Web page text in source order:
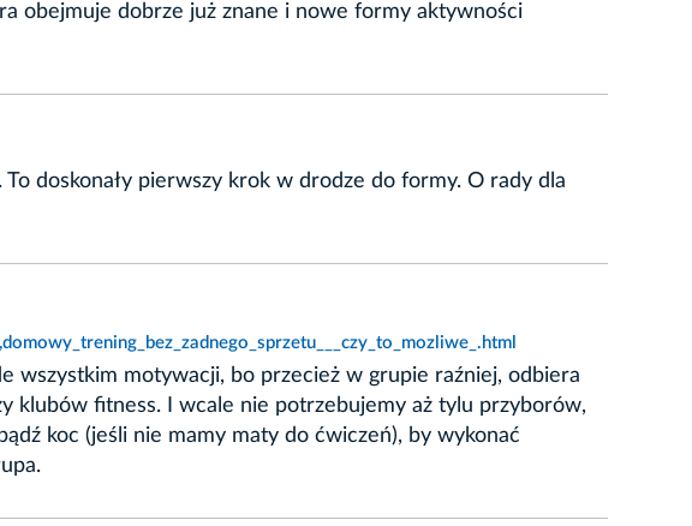
obejmuje dobrze już znane i nowe formy aktywności
doskonały pierwszy krok w drodze do formy. O rady dla
wszystkim motywacji, bo przecież w grupie raźniej, odbiera
klubów fitness. I wcale nie potrzebujemy aż tylu przyborów,
koc (jeśli nie mamy maty do ćwiczeń), by wykonać